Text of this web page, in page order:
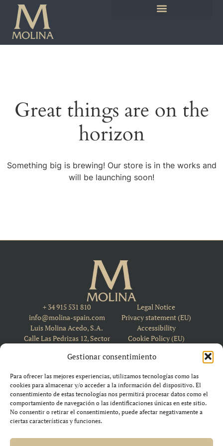
Gestionar consentimiento
Para ofrecer las mejores experiencias, utilizamos tecnologías como las
cookies para almacenar y/o acceder a la información del dispositivo. El
consentimiento de estas tecnologías nos permitirá procesar datos como el
comportamiento de navegación o las identificaciones únicas en este sitio.
No consentir o retirar el consentimiento, puede afectar negativamente a
ciertas características y funciones.
Great things are on the
horizon
Something big is brewing! Our store is in the works and
will be launching soon!
+ 34 915 531 810
info@molina-spain.com
Luis Molina Acedo, S.A.
Calle Las Pedrizas 12, Sector
Spain
Legal Notice
Privacy statement (EU)
Accessibility
Cookie Policy (EU)